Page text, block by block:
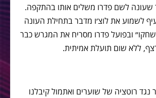
שעונה לשם פדרו משלים אותו בהתקפה.
לשמוע את לוצ׳ו מדבר בתחילת העונה
ובפועל פדרו מסריח את המגרש כבר
ללא שום תועלת אמיתית.
נגד רוטציה של שוערים ואתמול קיבלנו